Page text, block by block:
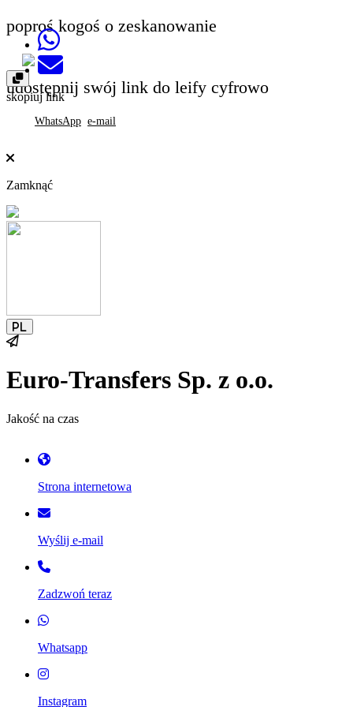
poproś kogoś o zeskanowanie
udostępnij swój link do leify cyfrowo
skopiuj link
Share on Whatsapp
Send email
WhatsApp e-mail
Zamknąć
Euro-Transfers Sp. z o.o.
Jakość na czas
Strona internetowa
Wyślij e-mail
Zadzwoń teraz
Whatsapp
Instagram